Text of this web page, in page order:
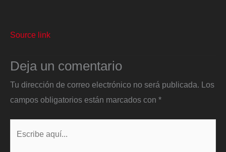
Source link
Deja un comentario
Tu dirección de correo electrónico no será publicada. Los
campos obligatorios están marcados con *